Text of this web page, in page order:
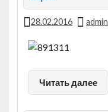
28.02.2016 admin
Читать далее